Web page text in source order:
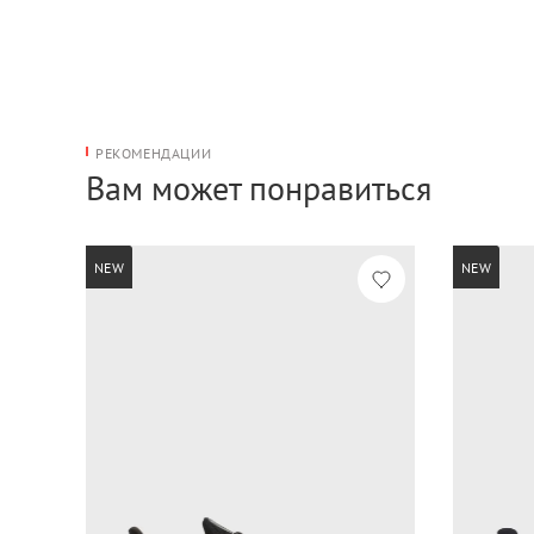
РЕКОМЕНДАЦИИ
Вам может понравиться
NEW NEW